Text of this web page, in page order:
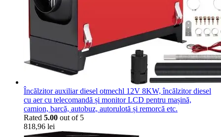
Încălzitor auxiliar diesel otmechl 12V 8KW, încălzitor diesel
cu aer cu telecomandă și monitor LCD pentru mașină,
camion, barcă, autobuz, autorulotă și remorcă etc.
Rated 5.00 out of 5
818,96 lei